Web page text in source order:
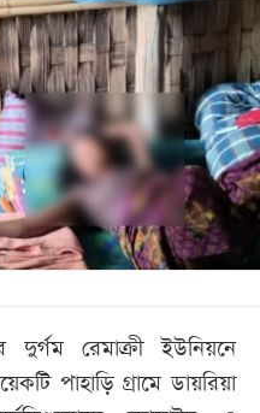
দুর্গম রেমাক্রী ইউনিয়নে
পাহাড়ি গ্রামে ডায়রিয়া